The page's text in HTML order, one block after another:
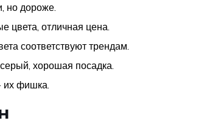
но дороже.
цвета, отличная цена.
соответствуют трендам.
хорошая посадка.
фишка.